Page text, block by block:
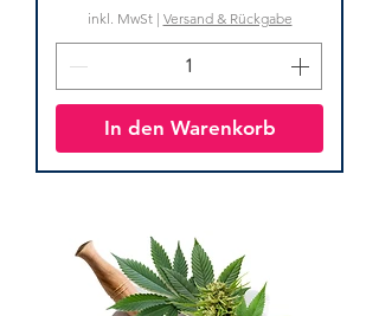
inkl. MwSt| Versand & Rückgabe
In den Warenkorb